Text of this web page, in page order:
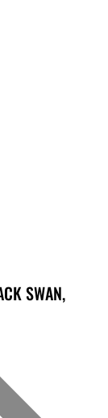
SWAN,